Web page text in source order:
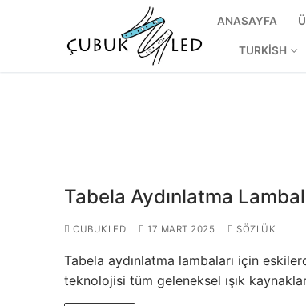
ANASAYFA
TURKISH
Tabela Aydınlatma
CUBUKLED 17 MART 2025 SÖZLÜK
Tabela aydınlatma lambaları için
teknolojisi tüm geleneksel ışık